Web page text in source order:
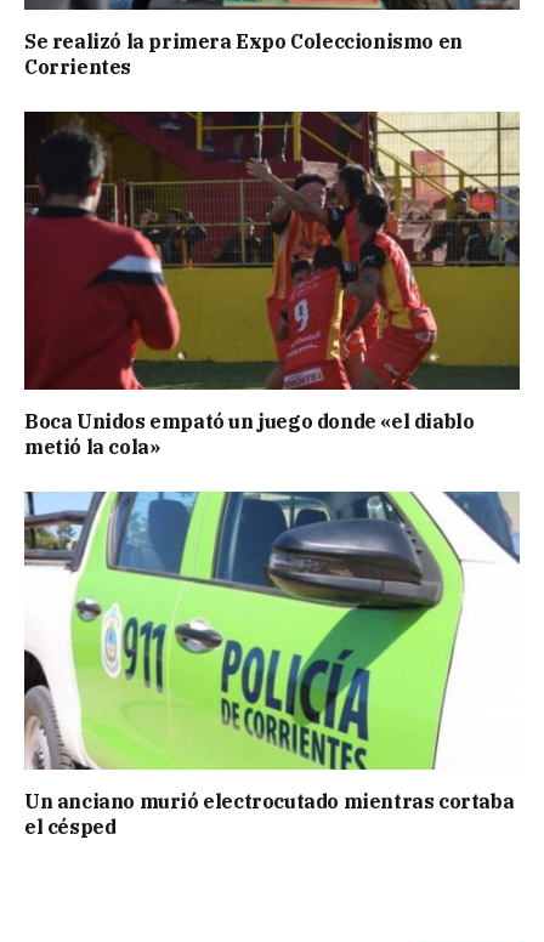
Se realizó la primera Expo Coleccionismo en
Corrientes
Boca Unidos empató un juego donde «el diablo
metió la cola»
Un anciano murió electrocutado mientras cortaba
el césped